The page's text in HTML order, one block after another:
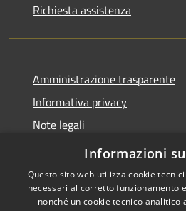
Richiesta assistenza
Amministrazione trasparente
Informativa privacy
Note legali
Dichiarazione di accessibilità
Informazioni
Questo sito web utilizza cookie
necessari al corretto funzionamento
nonché un cookie tecnico analitico